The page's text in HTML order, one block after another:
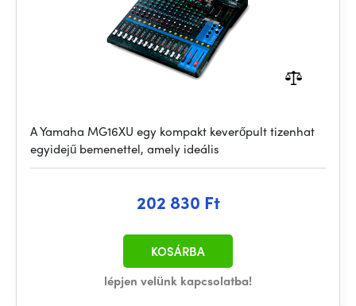
A Yamaha MG16XU egy kompakt keverőpult tizenhat
egyidejű bemenettel, amely ideális
202 830 Ft
lépjen velünk kapcsolatba!
KOSÁRBA